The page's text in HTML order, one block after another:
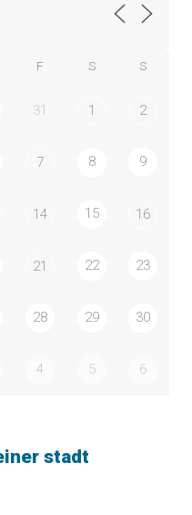
F S S
31 1 2
7 8 9
14 15 16
21 22 23
28 29 30
4 5 6
stadt